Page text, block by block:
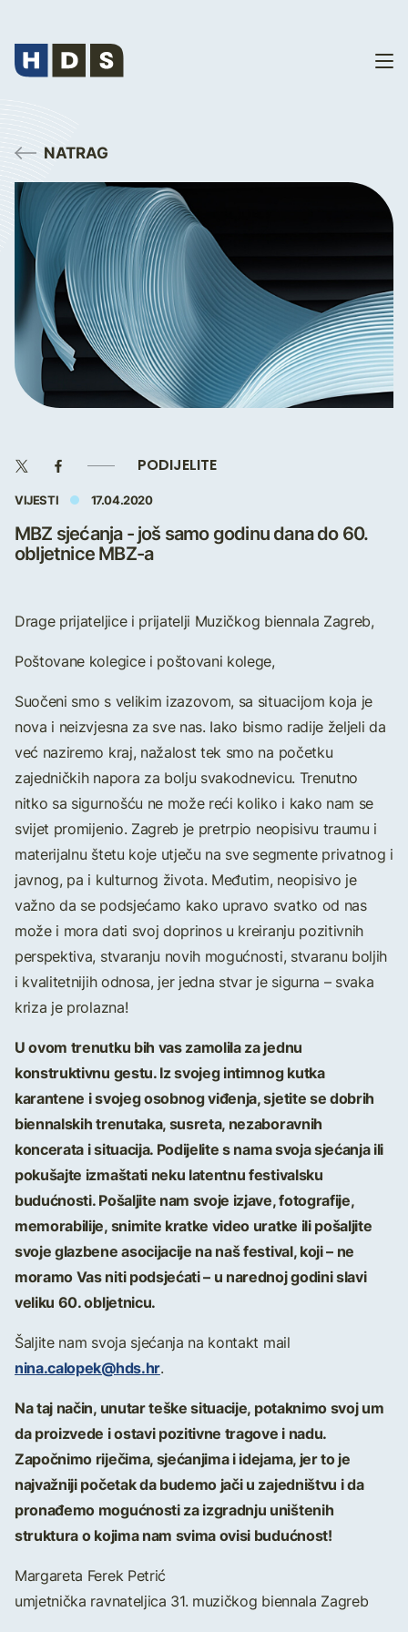
NATRAG
PODIJELITE
VIJESTI 17.04.2020
MBZ sjećanja - još samo godinu dana do 60.
obljetnice MBZ-a
Drage prijateljice i prijatelji Muzičkog biennala Zagreb,
Poštovane kolegice i poštovani kolege,
Suočeni smo s velikim izazovom, sa situacijom koja je
nova i neizvjesna za sve nas. Iako bismo radije željeli da
već naziremo kraj, nažalost tek smo na početku
zajedničkih napora za bolju svakodnevicu. Trenutno
nitko sa sigurnošću ne može reći koliko i kako nam se
svijet promijenio. Zagreb je pretrpio neopisivu traumu i
materijalnu štetu koje utječu na sve segmente privatnog i
javnog, pa i kulturnog života. Međutim, neopisivo je
važno da se podsjećamo kako upravo svatko od nas
može i mora dati svoj doprinos u kreiranju pozitivnih
perspektiva, stvaranju novih mogućnosti, stvaranu boljih
i kvalitetnijih odnosa, jer jedna stvar je sigurna – svaka
kriza je prolazna!
U ovom trenutku bih vas zamolila za jednu
konstruktivnu gestu. Iz svojeg intimnog kutka
karantene i svojeg osobnog viđenja, sjetite se dobrih
biennalskih trenutaka, susreta, nezaboravnih
koncerata i situacija. Podijelite s nama svoja sjećanja ili
pokušajte izmaštati neku latentnu festivalsku
budućnosti. Pošaljite nam svoje izjave, fotografije,
memorabilije, snimite kratke video uratke ili pošaljite
svoje glazbene asocijacije na naš festival, koji – ne
moramo Vas niti podsjećati – u narednoj godini slavi
veliku 60. obljetnicu.
Šaljite nam svoja sjećanja na kontakt mail
nina.calopek@hds.hr.
Na taj način, unutar teške situacije, potaknimo svoj um
da proizvede i ostavi pozitivne tragove i nadu.
Započnimo riječima, sjećanjima i idejama, jer to je
najvažniji početak da budemo jači u zajedništvu i da
pronađemo mogućnosti za izgradnju uništenih
struktura o kojima nam svima ovisi budućnost!
Margareta Ferek Petrić
umjetnička ravnateljica 31. muzičkog biennala Zagreb